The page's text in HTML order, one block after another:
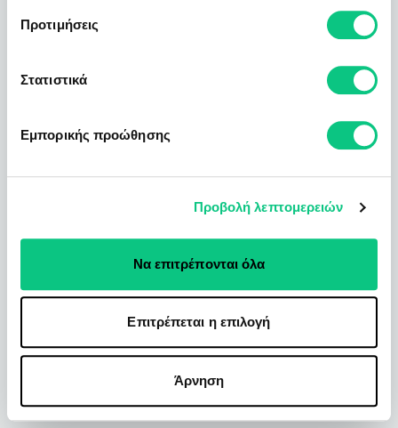
Προτιμήσεις
Στατιστικά
Εμπορικής προώθησης
Προβολή λεπτομερειών
Να επιτρέπονται όλα
Επιτρέπεται η επιλογή
Άρνηση